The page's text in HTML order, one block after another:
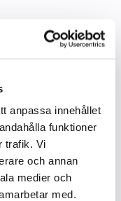
anpassa innehållet
funktioner
trafik. Vi
och annan
medier och
med.